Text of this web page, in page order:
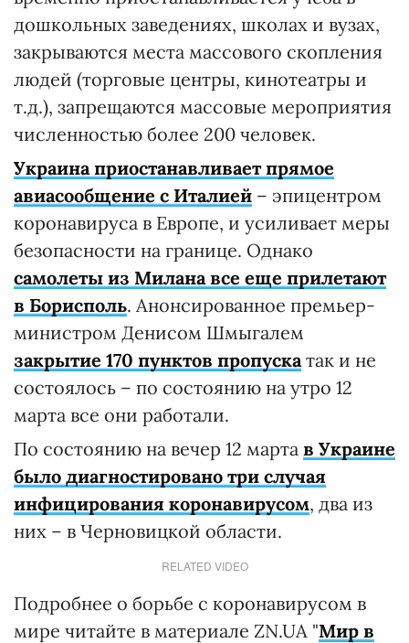
дошкольных заведениях, школах и вузах,
закрываются места массового скопления
людей (торговые центры, кинотеатры и
т.д.), запрещаются массовые мероприятия
численностью более 200 человек.
Украина приостанавливает прямое
авиасообщение с Италией – эпицентром
коронавируса в Европе, и усиливает меры
безопасности на границе. Однако
самолеты из Милана все еще прилетают
в Борисполь. Анонсированное премьер-
министром Денисом Шмыгалем
закрытие 170 пунктов пропуска так и не
состоялось – по состоянию на утро 12
марта все они работали.
По состоянию на вечер 12 марта в Украине
было диагностировано три случая
инфицирования коронавирусом, два из
них – в Черновицкой области.
RELATED VIDEO
Подробнее о борьбе с коронавирусом в
мире читайте в материале ZN.UA "Мир в